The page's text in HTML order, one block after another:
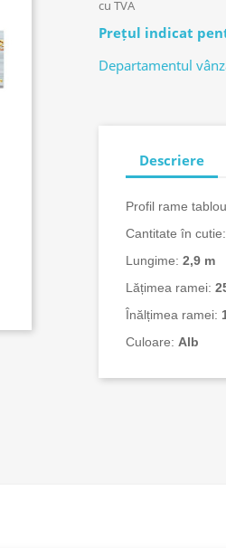
cu TVA
Prețul indicat
Departamentul
Descriere
Profil rame
Cantitate în cutie:
Lungime: 2,9 m
Lățimea ramei:
Înălțimea ramei:
Culoare: Alb